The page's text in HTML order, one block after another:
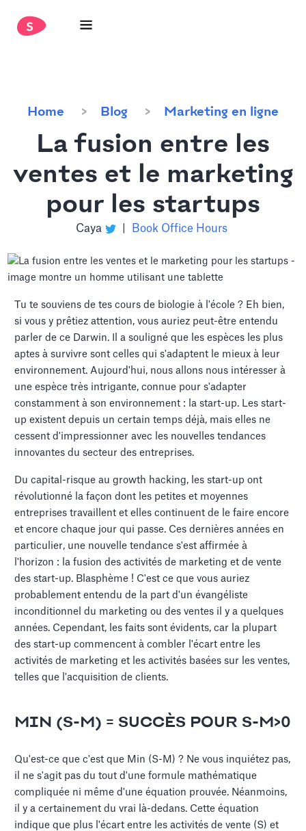
Home Blog Marketing en ligne
La fusion entre les
ventes et le marketing
pour les startups
Caya Book Office Hours
Tu te souviens de tes cours de biologie à l'école ? Eh bien,
si vous y prêtiez attention, vous auriez peut-être entendu
parler de ce Darwin. Il a souligné que les espèces les plus
aptes à survivre sont celles qui s'adaptent le mieux à leur
environnement. Aujourd'hui, nous allons nous intéresser à
une espèce très intrigante, connue pour s'adapter
constamment à son environnement : la start-up. Les start-
up existent depuis un certain temps déjà, mais elles ne
cessent d'impressionner avec les nouvelles tendances
innovantes du secteur des entreprises.
Du capital-risque au growth hacking, les start-up ont
révolutionné la façon dont les petites et moyennes
entreprises travaillent et elles continuent de le faire encore
et encore chaque jour qui passe. Ces dernières années en
particulier, une nouvelle tendance s'est affirmée à
l'horizon : la fusion des activités de marketing et de vente
des start-up. Blasphème ! C'est ce que vous auriez
probablement entendu de la part d'un évangéliste
inconditionnel du marketing ou des ventes il y a quelques
années. Cependant, les faits sont évidents, car la plupart
des start-up commencent à combler l'écart entre les
activités de marketing et les activités basées sur les ventes,
telles que l'acquisition de clients.
MIN (S-M) = SUCCÈS POUR S-M>0
Qu'est-ce que c'est que Min (S-M) ? Ne vous inquiétez pas,
il ne s'agit pas du tout d'une formule mathématique
compliquée ni même d'une équation prouvée. Néanmoins,
il y a certainement du vrai là-dedans. Cette équation
indique que plus l'écart entre les activités de vente (S) et